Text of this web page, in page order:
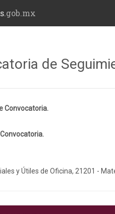
.gob.mx
de
Convocatoria.
y Útiles de Oficina, 21201 -